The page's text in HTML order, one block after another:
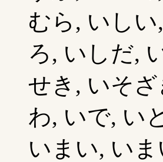
むら, いし
ろ, いしだ,
せき, いそ
わ, いで, い
いまい, い